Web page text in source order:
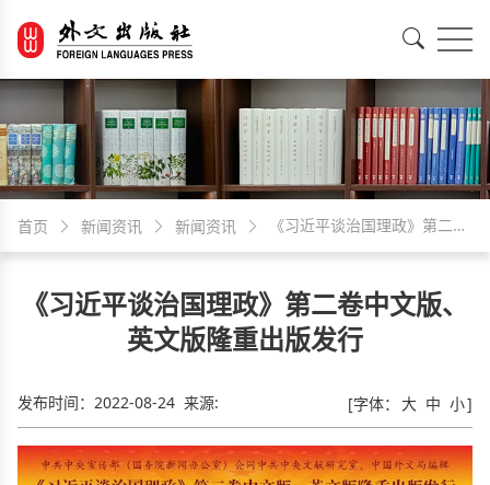
首页 新闻资讯 新闻资讯 《习近平谈治国理政》第二卷
《习近平谈治国理政》第二卷中文版、
英文版隆重出版发行
发布时间： 2022-08-24 来源: [字体： 大 中 小]